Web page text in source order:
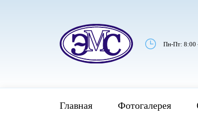
Пн-Пт:
Главная Фотогалерея